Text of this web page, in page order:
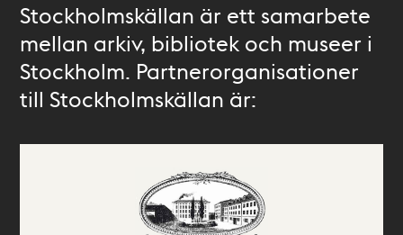
Stockholmskällan är ett samarbete
mellan arkiv, bibliotek och museer i
Stockholm. Partnerorganisationer
till Stockholmskällan är: